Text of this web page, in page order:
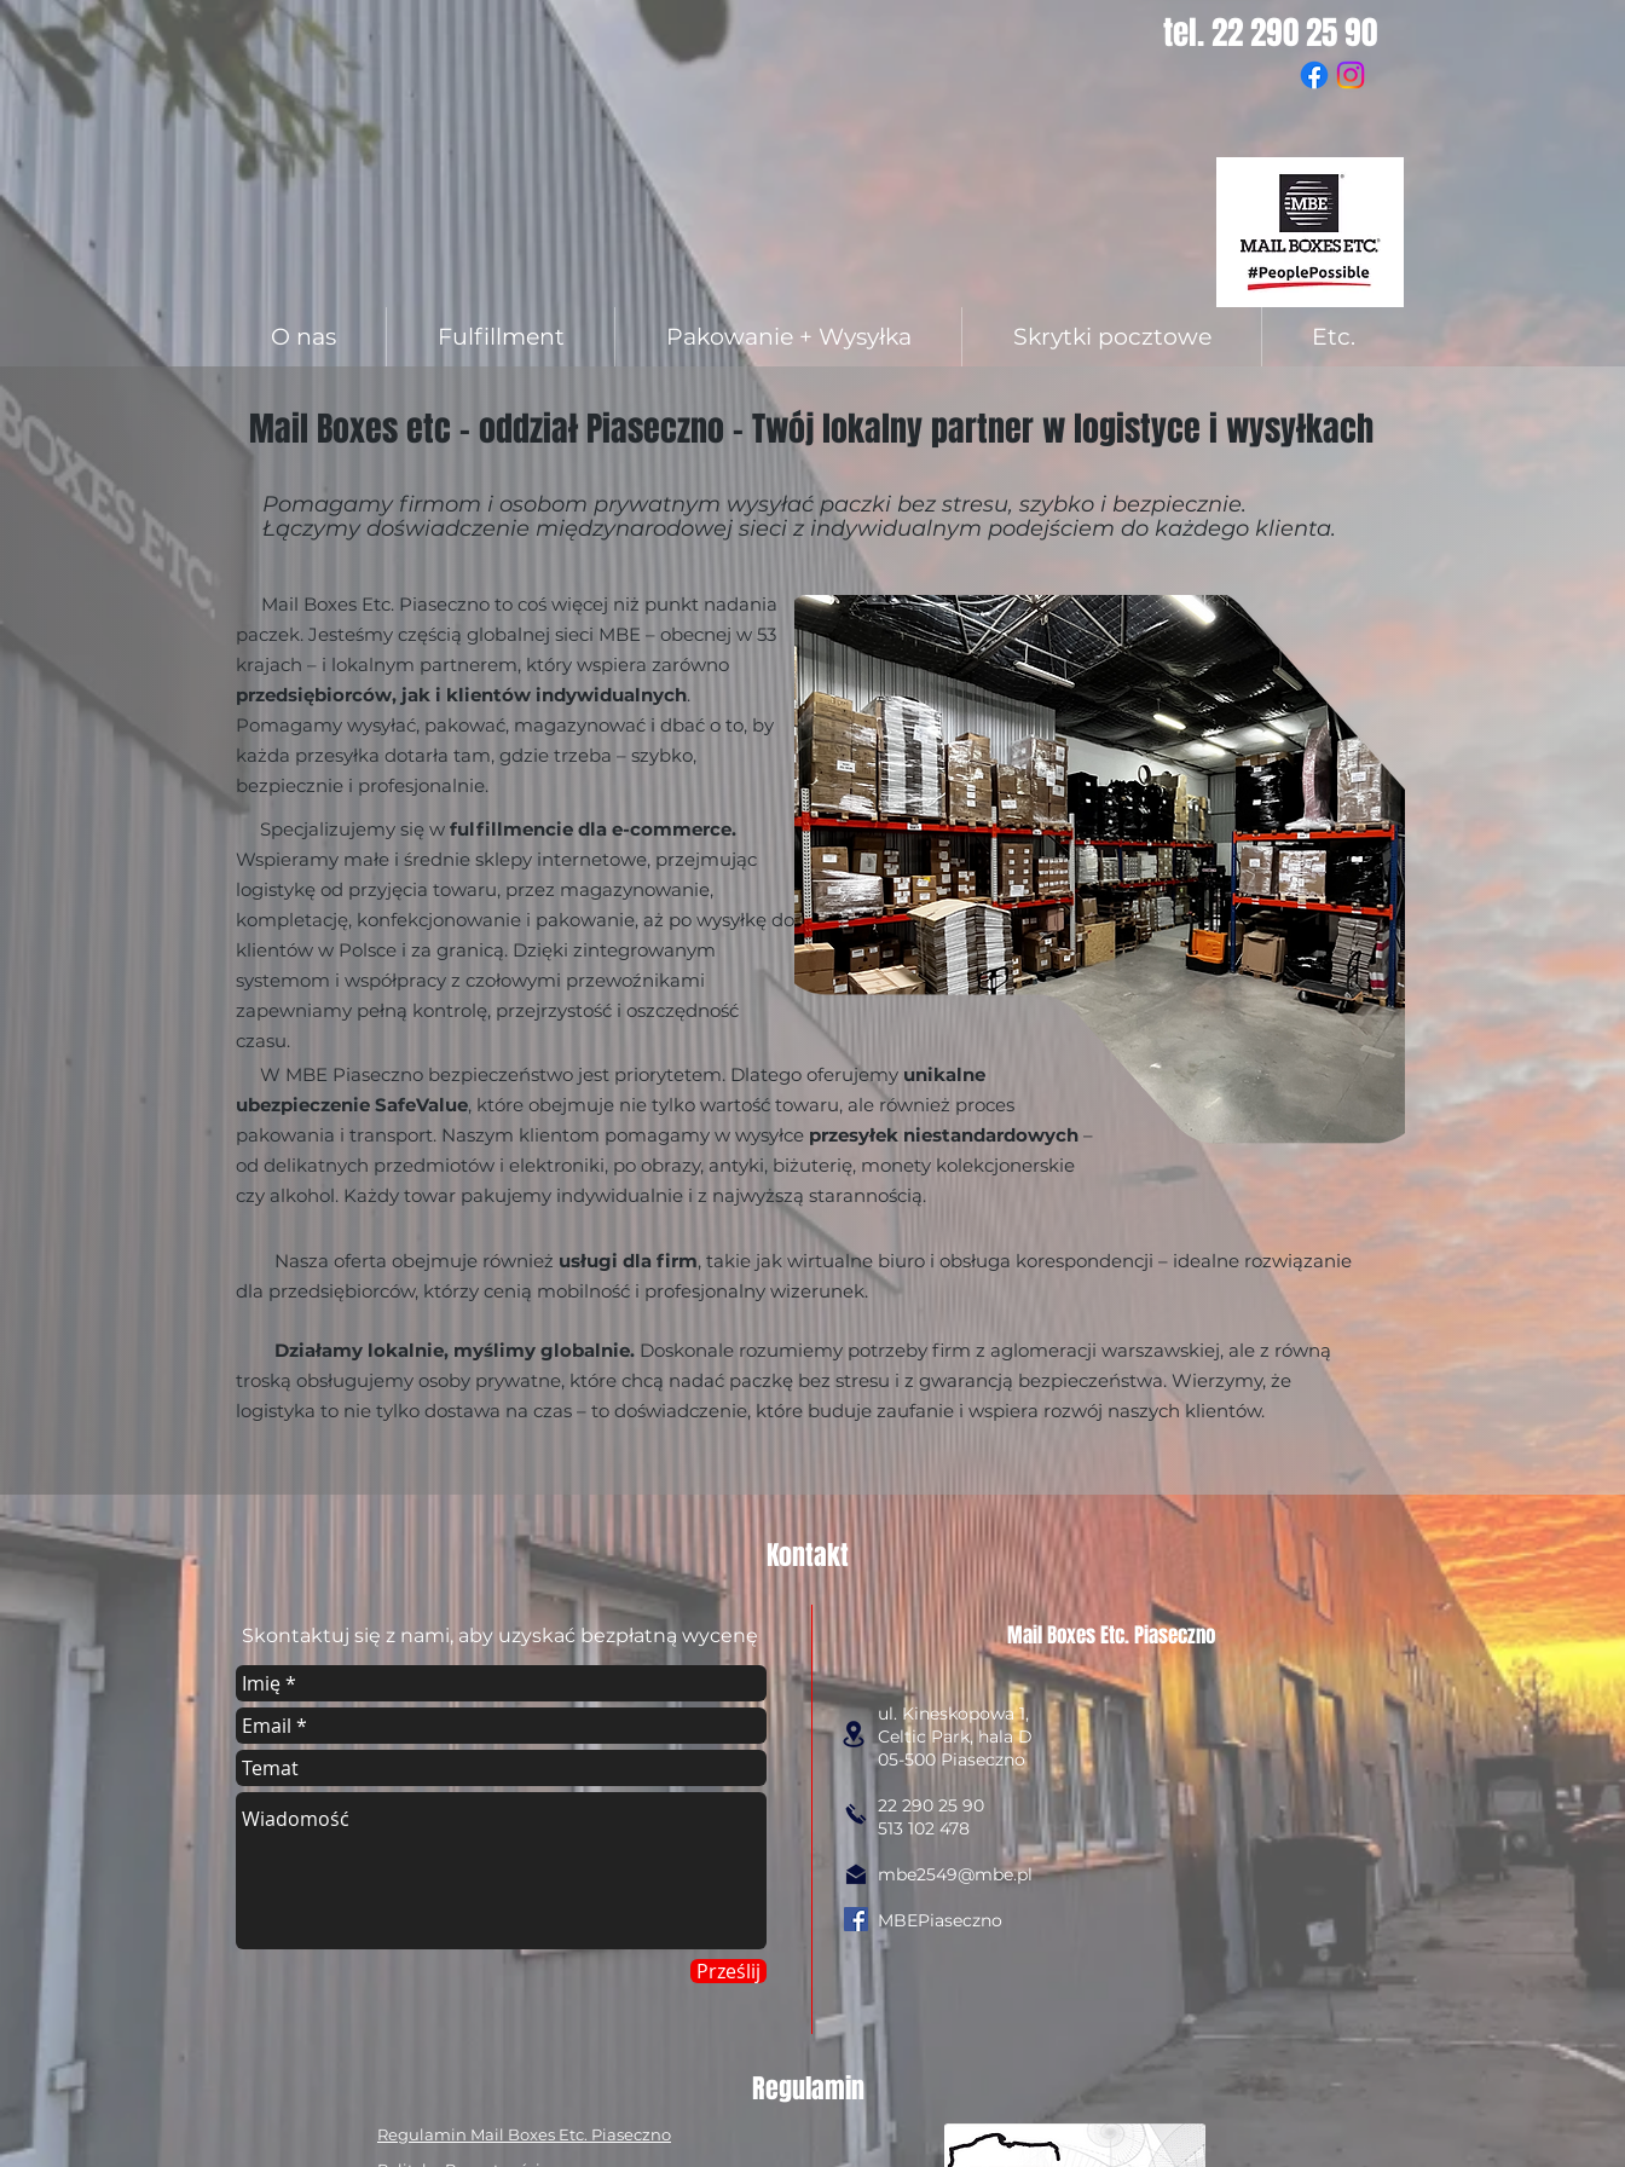
tel. 22 290 25 90
O nas Fulfillment Pakowanie + Wysyłka Skrytki pocztowe Etc.
Mail Boxes etc - oddział Piaseczno -Twój lokalny partner w logistyce i wysyłkach
Pomagamy firmom i osobom prywatnym wysyłać paczki bez stresu, szybko i bezpiecznie.
Łączymy doświadczenie międzynarodowej sieci z indywidualnym podejściem do każdego klienta.
Mail Boxes Etc. Piaseczno to coś więcej niż punkt nadania
paczek. Jesteśmy częścią globalnej sieci MBE – obecnej w 53
krajach – i lokalnym partnerem, który wspiera zarówno
przedsiębiorców, jak i klientów indywidualnych.
Pomagamy wysyłać, pakować, magazynować i dbać o to, by
każda przesyłka dotarła tam, gdzie trzeba – szybko,
bezpiecznie i profesjonalnie.
Specjalizujemy się w fulfillmencie dla e-commerce.
Wspieramy małe i średnie sklepy internetowe, przejmując
logistykę od przyjęcia towaru, przez magazynowanie,
kompletację, konfekcjonowanie i pakowanie, aż po wysyłkę do
klientów w Polsce i za granicą. Dzięki zintegrowanym
systemom i współpracy z czołowymi przewoźnikami
zapewniamy pełną kontrolę, przejrzystość i oszczędność
czasu.
W MBE Piaseczno bezpieczeństwo jest priorytetem. Dlatego oferujemy unikalne
ubezpieczenie SafeValue, które obejmuje nie tylko wartość towaru, ale również proces
pakowania i transport. Naszym klientom pomagamy w wysyłce przesyłek niestandardowych –
od delikatnych przedmiotów i elektroniki, po obrazy, antyki, biżuterię, monety kolekcjonerskie
czy alkohol. Każdy towar pakujemy indywidualnie i z najwyższą starannością.
Nasza oferta obejmuje również usługi dla firm, takie jak wirtualne biuro i obsługa korespondencji – idealne rozwiązanie
dla przedsiębiorców, którzy cenią mobilność i profesjonalny wizerunek.
Działamy lokalnie, myślimy globalnie. Doskonale rozumiemy potrzeby firm z aglomeracji warszawskiej, ale z równą
troską obsługujemy osoby prywatne, które chcą nadać paczkę bez stresu i z gwarancją bezpieczeństwa.​ Wierzymy, że
logistyka to nie tylko dostawa na czas – to doświadczenie, które buduje zaufanie i wspiera rozwój naszych klientów.
Mail Boxes Etc. Piaseczno
Kontakt
Skontaktuj się z nami, aby uzyskać bezpłatną wycenę
Regulamin Mail Boxes Etc. Piaseczno
Prześlij
ul. Kineskopowa 1,
Celtic Park, hala D
05-500 Piaseczno
22 290 25 90
513 102 478
mbe2549@mbe.pl
MBEPiaseczno
Regulamin